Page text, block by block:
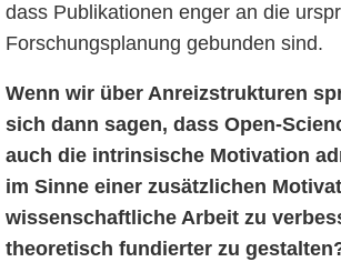
dass Publikationen enger an die
Forschungsplanung gebunden sind.
Wenn wir über Anreizstrukturen
sich dann sagen, dass Open-
auch die intrinsische Motivation
im Sinne einer zusätzlichen
wissenschaftliche Arbeit zu
theoretisch fundierter zu